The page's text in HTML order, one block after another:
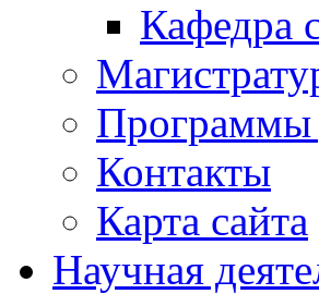
Кафедра
Программы
Контакты
Карта сайта
Научная